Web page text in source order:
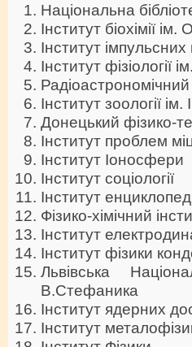
Національна
Інститут біохімії
Інститут імпульсних
Інститут
Радіоастрономічний
Інститут зоології
Донецький фізико-
Інститут проблем
Інститут Іоносфери
Інститут соціології
Інститут
Фізико-хімічний
Інститут
Iнститут фiзики
Львівська
В.Стефаника
Інститут ядерних
Інститут